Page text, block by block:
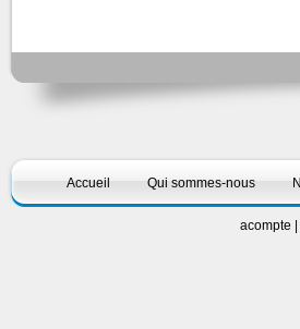
Accueil Qui sommes-nous
acompte